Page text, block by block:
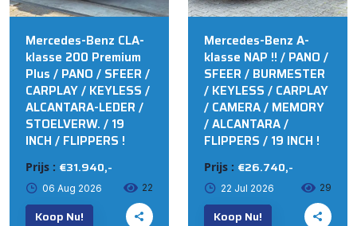
Mercedes-Benz CLA-
klasse 200 Premium
Plus / PANO / SFEER /
CARPLAY / KEYLESS /
ALCANTARA-LEDER /
STOELVERW. / 19
INCH / FLIPPERS !
Prijs : €31.940,-
06 Aug 2026 22
Koop Nu!
Mercedes-Benz A-
klasse NAP !! / PANO /
SFEER / BURMESTER
/ KEYLESS / CARPLAY
/ CAMERA / MEMORY
/ ALCANTARA /
FLIPPERS / 19 INCH !
Prijs : €26.740,-
22 Jul 2026 29
Koop Nu!